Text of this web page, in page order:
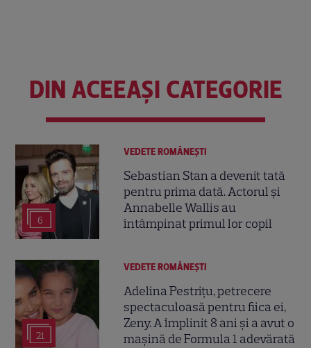
DIN ACEEAȘI CATEGORIE
6
VEDETE ROMÂNEŞTI
Sebastian Stan a devenit tată
pentru prima dată. Actorul și
Annabelle Wallis au
întâmpinat primul lor copil
21
VEDETE ROMÂNEŞTI
Adelina Pestrițu, petrecere
spectaculoasă pentru fiica ei,
Zeny. A împlinit 8 ani și a avut o
mașină de Formula 1 adevărată